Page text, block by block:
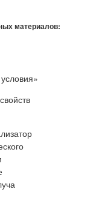
материалов: